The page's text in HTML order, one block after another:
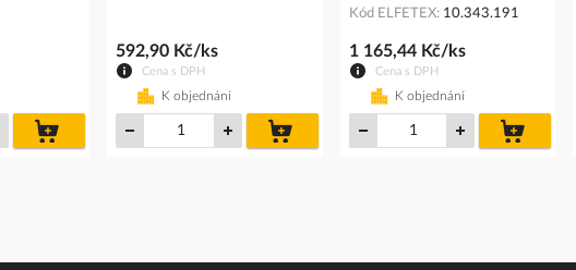
košíku
Cena s DPH
592,90 Kč/ks
K objednání
košíku
Kód ELFETEX 10.343.191
Cena s DPH
1 165,44 Kč/ks
K objednání
košíku